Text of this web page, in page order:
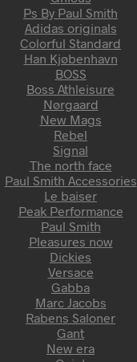
Ps By Paul Smith
Adidas originals
Colorful Standard
Han Kjøbenhavn
BOSS
Boss Athleisure
Nørgaard
New Mags
Rebel
Signal
The north face
Paul Smith Accessories
Le baiser
Peak Performance
Paul Smith
Pleasures now
Dickies
Versace
Gabba
Marc Jacobs
Rabens Saloner
Gant
New era